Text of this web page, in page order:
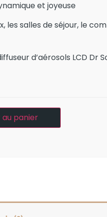
et joyeuse
les salles de séjour, le
d’aérosols LCD Dr
panier